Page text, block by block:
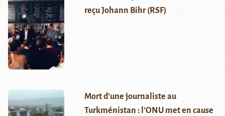
reçu Johann Bihr (RSF)
Mort d’une journaliste au
Turkménistan : l’ONU met en cause